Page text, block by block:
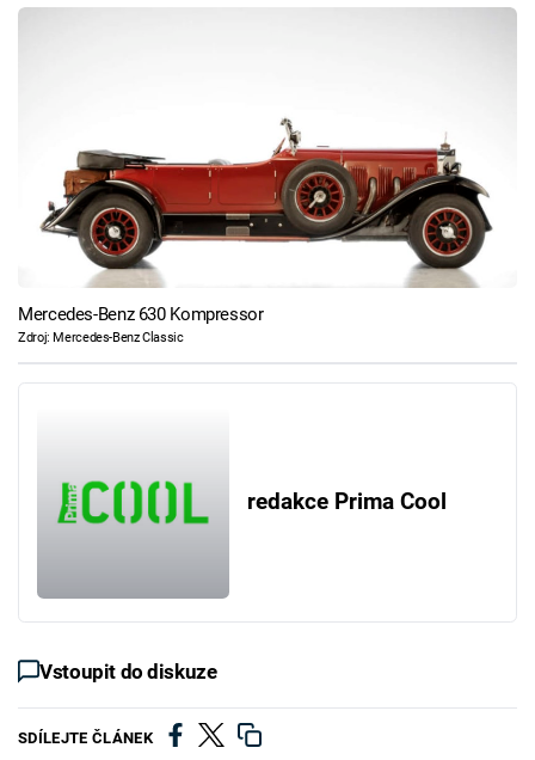
Mercedes-Benz 630 Kompressor
Zdroj: Mercedes-Benz Classic
redakce Prima Cool
Vstoupit do diskuze
SDÍLEJTE ČLÁNEK